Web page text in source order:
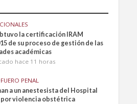
la certificación IRAM
de su proceso de gestión de las
académicas
hace 11 horas
FUERO PENAL
a un anestesista del Hospital
por violencia obstétrica